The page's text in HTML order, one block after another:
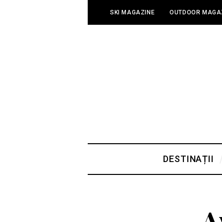
SKI MAGAZINE OUTDOOR
DESTINAȚII